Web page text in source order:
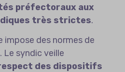
préfectoraux aux
très strictes.
des normes de
Le syndic veille
des dispositifs